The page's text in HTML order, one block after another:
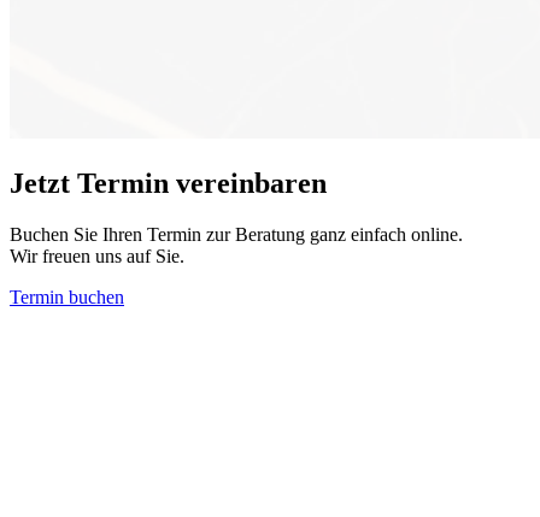
Jetzt Termin vereinbaren
Buchen Sie Ihren Termin zur Beratung ganz einfach online.
Wir freuen uns auf Sie.
Termin buchen